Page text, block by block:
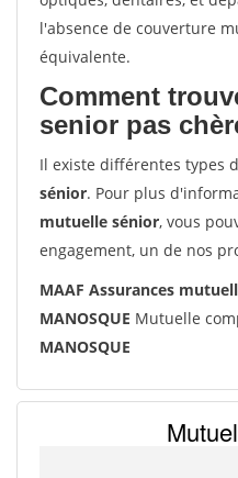
l'absence de couverture
équivalente.
Comment
senior pas
Il existe différentes types
sénior. Pour plus
mutuelle sénior, vous
engagement, un de nos
MAAF Assurances
MANOSQUE Mutuelle
MANOSQUE